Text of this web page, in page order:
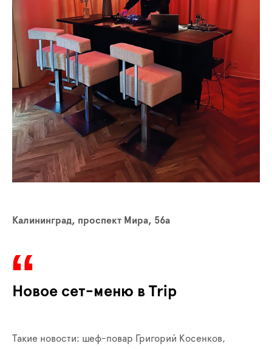
Калининград, проспект Мира, 56а
Новое сет-меню в Trip
Такие новости: шеф-повар Григорий Косенков,